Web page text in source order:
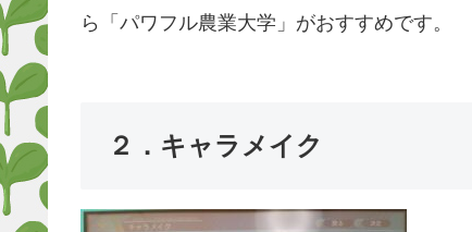
ら「パワフル農業大学」がおすすめです。
２．キャラメイク